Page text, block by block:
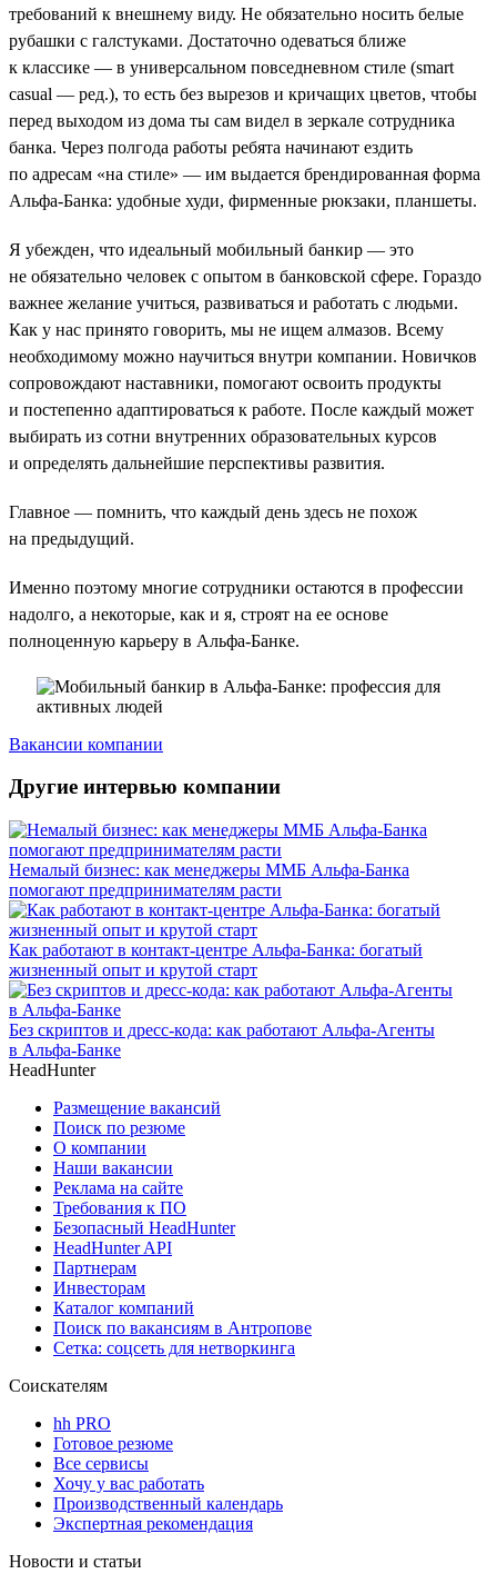
требований к внешнему виду. Не обязательно носить белые
рубашки с галстуками. Достаточно одеваться ближе
к классике — в универсальном повседневном стиле (smart
casual — ред.), то есть без вырезов и кричащих цветов, чтобы
перед выходом из дома ты сам видел в зеркале сотрудника
банка. Через полгода работы ребята начинают ездить
по адресам «на стиле» — им выдается брендированная форма
Альфа-Банка: удобные худи, фирменные рюкзаки, планшеты.
Я убежден, что идеальный мобильный банкир — это
не обязательно человек с опытом в банковской сфере. Гораздо
важнее желание учиться, развиваться и работать с людьми.
Как у нас принято говорить, мы не ищем алмазов. Всему
необходимому можно научиться внутри компании. Новичков
сопровождают наставники, помогают освоить продукты
и постепенно адаптироваться к работе. После каждый может
выбирать из сотни внутренних образовательных курсов
и определять дальнейшие перспективы развития.
Главное — помнить, что каждый день здесь не похож
на предыдущий.
Именно поэтому многие сотрудники остаются в профессии
надолго, а некоторые, как и я, строят на ее основе
полноценную карьеру в Альфа-Банке.
Вакансии компании
Другие интервью компании
Немалый бизнес: как менеджеры ММБ Альфа-Банка
помогают предпринимателям расти
Как работают в контакт-центре Альфа-Банка: богатый
жизненный опыт и крутой старт
Без скриптов и дресс-кода: как работают Альфа-Агенты
в Альфа-Банке
HeadHunter
Размещение вакансий
Поиск по резюме
О компании
Наши вакансии
Реклама на сайте
Требования к ПО
Безопасный HeadHunter
HeadHunter API
Партнерам
Инвесторам
Каталог компаний
Поиск по вакансиям в Антропове
Сетка: соцсеть для нетворкинга
Соискателям
hh PRO
Готовое резюме
Все сервисы
Хочу у вас работать
Производственный календарь
Экспертная рекомендация
Новости и статьи